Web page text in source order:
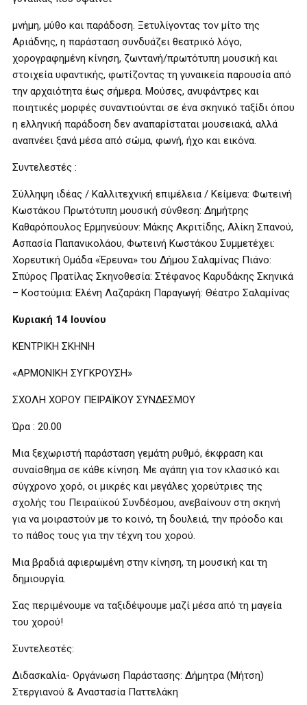
μνήμη, μύθο και παράδοση. Ξετυλίγοντας τον μίτο της
Αριάδνης, η παράσταση συνδυάζει θεατρικό λόγο,
χορογραφημένη κίνηση, ζωντανή/πρωτότυπη μουσική και
στοιχεία υφαντικής, φωτίζοντας τη γυναικεία παρουσία από
την αρχαιότητα έως σήμερα. Μούσες, ανυφάντρες και
ποιητικές μορφές συναντιούνται σε ένα σκηνικό ταξίδι όπου
η ελληνική παράδοση δεν αναπαρίσταται μουσειακά, αλλά
αναπνέει ξανά μέσα από σώμα, φωνή, ήχο και εικόνα.
Συντελεστές :
Σύλληψη ιδέας / Καλλιτεχνική επιμέλεια / Κείμενα: Φωτεινή
Κωστάκου Πρωτότυπη μουσική σύνθεση: Δημήτρης
Καθαρόπουλος Ερμηνεύουν: Μάκης Ακριτίδης, Αλίκη Σπανού,
Ασπασία Παπανικολάου, Φωτεινή Κωστάκου Συμμετέχει:
Χορευτική Ομάδα «Έρευνα» του Δήμου Σαλαμίνας Πιάνο:
Σπύρος Πρατίλας Σκηνοθεσία: Στέφανος Καρυδάκης Σκηνικά
– Κοστούμια: Ελένη Λαζαράκη Παραγωγή: Θέατρο Σαλαμίνας
Κυριακή 14 Ιουνίου
ΚΕΝΤΡΙΚΗ ΣΚΗΝΗ
«ΑΡΜΟΝΙΚΗ ΣΥΓΚΡΟΥΣΗ»
ΣΧΟΛΗ ΧΟΡΟΥ ΠΕΙΡΑΪΚΟΥ ΣΥΝΔΕΣΜΟΥ
Ώρα : 20.00
Μια ξεχωριστή παράσταση γεμάτη ρυθμό, έκφραση και
συναίσθημα σε κάθε κίνηση. Με αγάπη για τον κλασικό και
σύγχρονο χορό, οι μικρές και μεγάλες χορεύτριες της
σχολής του Πειραιϊκού Συνδέσμου, ανεβαίνουν στη σκηνή
για να μοιραστούν με το κοινό, τη δουλειά, την πρόοδο και
το πάθος τους για την τέχνη του χορού.
Μια βραδιά αφιερωμένη στην κίνηση, τη μουσική και τη
δημιουργία.
Σας περιμένουμε να ταξιδέψουμε μαζί μέσα από τη μαγεία
του χορού!
Συντελεστές:
Διδασκαλία- Οργάνωση Παράστασης: Δήμητρα (Μήτση)
Στεργιανού & Αναστασία Παττελάκη